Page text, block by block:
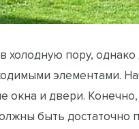
пору, однако
элементами.
окна и двери.
быть достаточно